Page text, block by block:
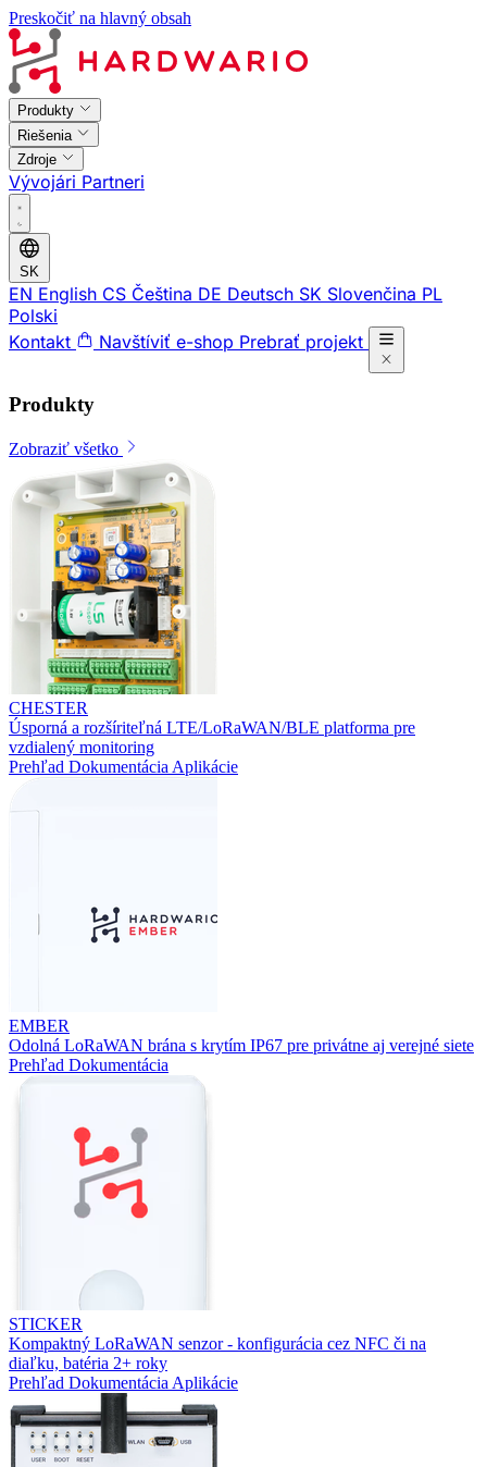
Preskočiť na hlavný obsah
Produkty
Riešenia
Zdroje
Vývojári Partneri
SK
EN English CS Čeština DE Deutsch SK Slovenčina PL
Polski
Kontakt
Navštíviť e-shop Prebrať projekt
Produkty
Zobraziť všetko
CHESTER
Úsporná a rozšíriteľná LTE/LoRaWAN/BLE platforma pre
vzdialený monitoring
Prehľad Dokumentácia Aplikácie
EMBER
Odolná LoRaWAN brána s krytím IP67 pre privátne aj verejné siete
Prehľad Dokumentácia
STICKER
Kompaktný LoRaWAN senzor - konfigurácia cez NFC či na
diaľku, batéria 2+ roky
Prehľad Dokumentácia Aplikácie